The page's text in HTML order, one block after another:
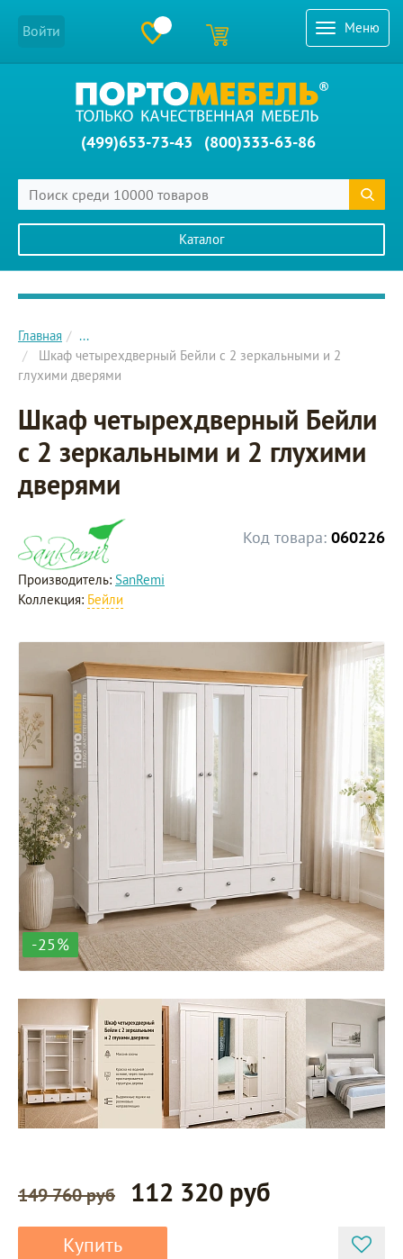
Меню
Войти
(499)653-73-43 (800)333-63-86
Каталог
Главное меню сайта
Главная
...
Шкаф четырехдверный Бейли с 2 зеркальными и 2
глухими дверями
Шкаф четырехдверный Бейли
с 2 зеркальными и 2 глухими
дверями
Код товара: 060226
Производитель: SanRemi
Коллекция: Бейли
-25%
149 760 руб 112 320 руб
Купить